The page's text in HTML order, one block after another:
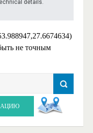
details.
не точным